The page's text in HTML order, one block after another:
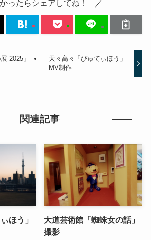
ったらシェアしてね！
2025」
天々高々「びゅてぃほう」
MV制作
関連記事
ほう」
大道芸術館「蜘蛛女の話」
撮影